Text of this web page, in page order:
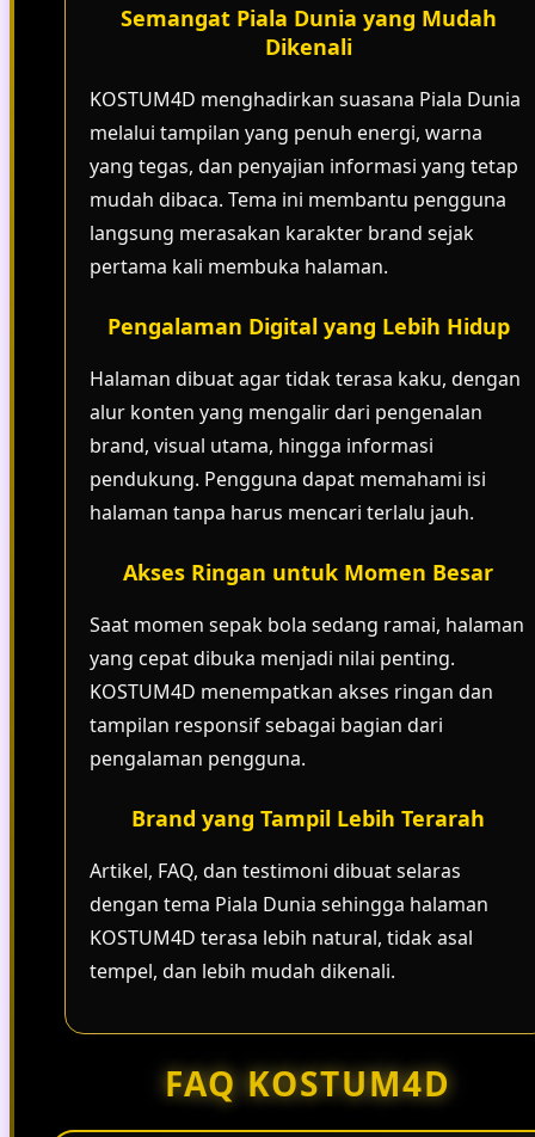
Semangat Piala Dunia yang Mudah
Dikenali
KOSTUM4D menghadirkan suasana Piala Dunia
melalui tampilan yang penuh energi, warna
yang tegas, dan penyajian informasi yang tetap
mudah dibaca. Tema ini membantu pengguna
langsung merasakan karakter brand sejak
pertama kali membuka halaman.
Pengalaman Digital yang Lebih Hidup
Halaman dibuat agar tidak terasa kaku, dengan
alur konten yang mengalir dari pengenalan
brand, visual utama, hingga informasi
pendukung. Pengguna dapat memahami isi
halaman tanpa harus mencari terlalu jauh.
Akses Ringan untuk Momen Besar
Saat momen sepak bola sedang ramai, halaman
yang cepat dibuka menjadi nilai penting.
KOSTUM4D menempatkan akses ringan dan
tampilan responsif sebagai bagian dari
pengalaman pengguna.
Brand yang Tampil Lebih Terarah
Artikel, FAQ, dan testimoni dibuat selaras
dengan tema Piala Dunia sehingga halaman
KOSTUM4D terasa lebih natural, tidak asal
tempel, dan lebih mudah dikenali.
FAQ KOSTUM4D